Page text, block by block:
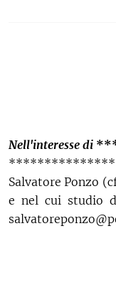
Nell'interesse di
Salvatore Ponzo
e nel cui studio